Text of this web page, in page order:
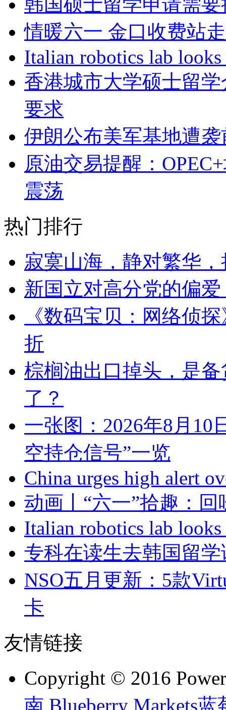
韩国硕士留学申请需
情暖六一 金口收费站
Italian robotics lab
香港城市大学硕士留
要求
伊朗公布美军基地遭
原油交易提醒：
震荡
热门排行
寂寞山海，静对繁华
新国立对高分党的偏
《数码宝贝：网络侦
折
棕榈油出口掉头，是
了？
一张图：2026年8月10
空持仓信号”一览
China urges high alert
动画丨“六一”拾趣：
Italian robotics lab
专科在读生去韩国留
NSO五月更新：5款
卡
友情链接
Copyright © 2016
南 Blueberry Markets